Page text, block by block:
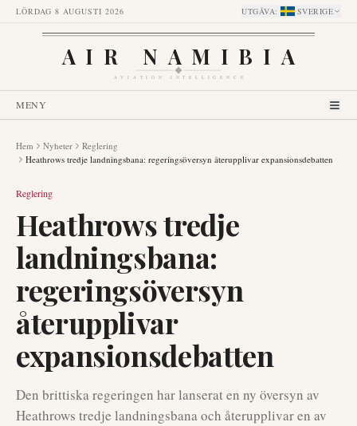
LÖRDAG 8 AUGUSTI 2026 UTGÅVA: SVERIGE
AIR NAMIBIA
AVIATION INTELLIGENCE
MENY
Hem Nyheter
Reglering
Heathrows tredje landningsbana: regeringsöversyn återupplivar expansionsdebatten
Reglering
Heathrows tredje
landningsbana:
regeringsöversyn
återupplivar
expansionsdebatten
Den brittiska regeringen har lanserat en ny översyn av
Heathrows tredje landningsbana och återupplivar en av